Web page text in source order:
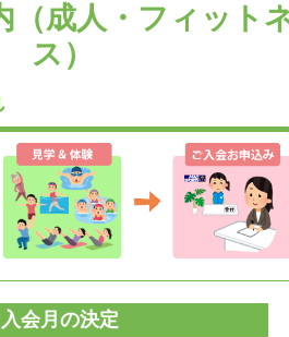
（成人・フィット
ス）
会月の決定